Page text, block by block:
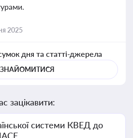
2025
дня та статті-джерела
зацікавити:
системи КВЕД до